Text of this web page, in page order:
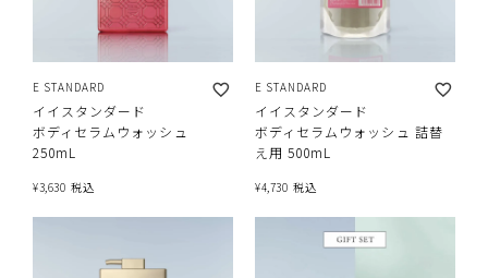
E STANDARD
イイスタンダード
ボディセラムウォッシュ
250mL
¥3,630 税込
E STANDARD
イイスタンダード
ボディセラムウォッシュ 詰替
え用 500mL
¥4,730 税込